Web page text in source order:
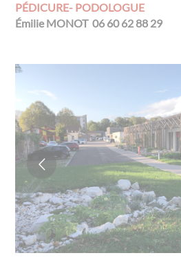
PÉDICURE- PODOLOGUE
Émilie MONOT 06 60 62 88 29